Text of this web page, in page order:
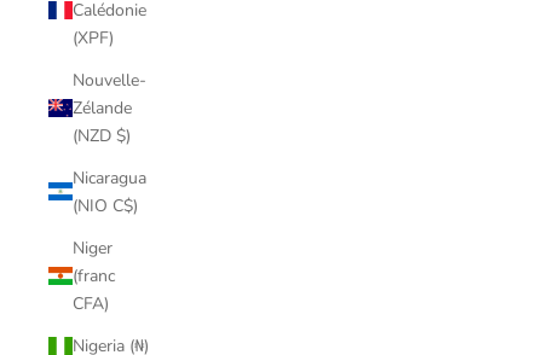
Calédonie
(XPF)
Nouvelle-
Zélande
(NZD $)
Nicaragua
(NIO C$)
Niger
(franc
CFA)
Nigeria (₦)